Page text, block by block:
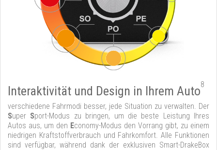
Interaktivität und Design in Ihrem Auto8
verschiedene Fahrmodi besser, jede Situation zu verwalten. Der
Super Sport-Modus zu bringen, um die beste Leistung Ihres
Autos aus, um den Economy-Modus den Vorrang gibt, zu einem
niedrigen Kraftstoffverbrauch und Fahrkomfort. Alle Funktionen
sind verfügbar, während dank der exklusiven Smart-DrakeBox